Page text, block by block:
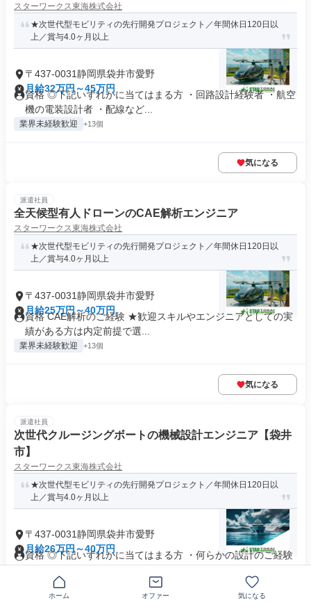
スターワークス東海株式会社
★次世代型モビリティの先行開発プロジェクト／年間休日120日以
上／賞与4.0ヶ月以上
〒437-0031静岡県袋井市愛野
月給32万円～45万円
資格 ◎下記いずれかに当てはまる方 ・回路設計経験者 ・航空
機の電装設計者 ・配線など...
業界未経験歓迎 +13個
気になる
派遣社員
全天候型有人ドローンのCAE解析エンジニア
スターワークス東海株式会社
★次世代型モビリティの先行開発プロジェクト／年間休日120日以
上／賞与4.0ヶ月以上
〒437-0031静岡県袋井市愛野
月給25万円～40万円
資格 CAE解析のご経験 ★歓迎スキルやエンジニアとしての実
績がある方は内定前提で選...
業界未経験歓迎 +13個
気になる
派遣社員
次世代クルージングボートの機械設計エンジニア【袋井
市】
スターワークス東海株式会社
★次世代型モビリティの先行開発プロジェクト／年間休日120日以
上／賞与4.0ヶ月以上
〒437-0031静岡県袋井市愛野
月給26万円～40万円
資格 ◎下記いずれかに当てはまる方 ・何らかの設計のご経験
業界未経験歓迎
ホーム オファー 気になる